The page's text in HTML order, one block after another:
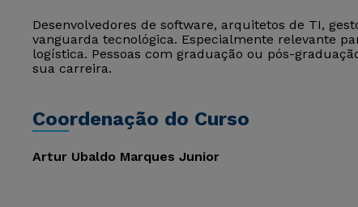
Desenvolvedores de software, arquitetos de TI,
vanguarda tecnológica. Especialmente relevante
logística. Pessoas com graduação ou pós-
sua carreira.
Coordenação do Curso
Artur Ubaldo Marques Junior